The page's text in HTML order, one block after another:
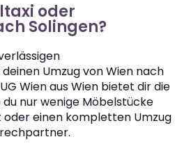
oder
Solingen?
Umzug von Wien nach
Wien aus Wien bietet dir die
nur wenige Möbelstücke
einen kompletten Umzug